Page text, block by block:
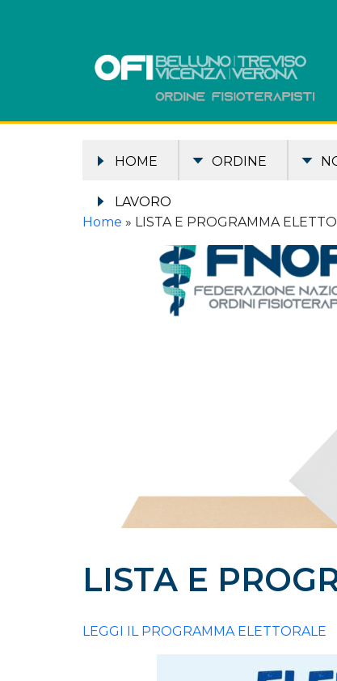
HOME ORDINE
LAVORO
Home » LISTA E PROGRAMMA
LISTA E
LEGGI IL PROGRAMMA ELETTORALE